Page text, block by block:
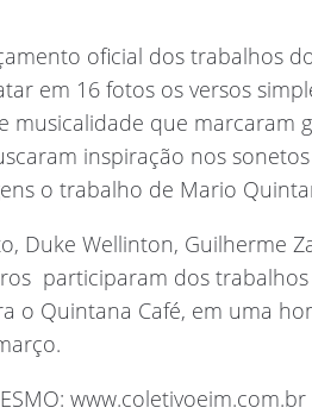
oficial dos trabalhos
em 16 fotos os versos
musicalidade que marcaram
inspiração nos
o trabalho de Mario
Duke Wellinton, Guilherme
 participaram dos
o Quintana Café, em uma
www.coletivoeim.com.br